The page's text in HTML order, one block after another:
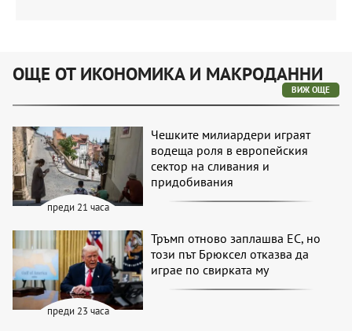
ОЩЕ ОТ ИКОНОМИКА И МАКРОДАННИ
ВИЖ ОЩЕ
преди 21 часа
Чешките милиардери играят
водеща роля в европейския
сектор на сливания и
придобивания
преди 23 часа
Тръмп отново заплашва ЕС, но
този път Брюксел отказва да
играе по свирката му